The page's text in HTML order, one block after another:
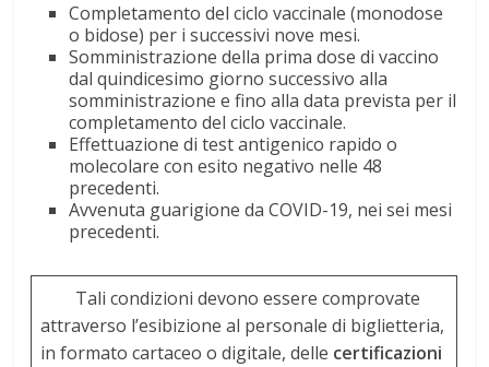
Completamento del ciclo vaccinale (monodose
o bidose) per i successivi nove mesi.
Somministrazione della prima dose di vaccino
dal quindicesimo giorno successivo alla
somministrazione e fino alla data prevista per il
completamento del ciclo vaccinale.
Effettuazione di test antigenico rapido o
molecolare con esito negativo nelle 48
precedenti.
Avvenuta guarigione da COVID-19, nei sei mesi
precedenti.
Tali condizioni devono essere comprovate
attraverso l’esibizione al personale di biglietteria,
in formato cartaceo o digitale, delle certificazioni